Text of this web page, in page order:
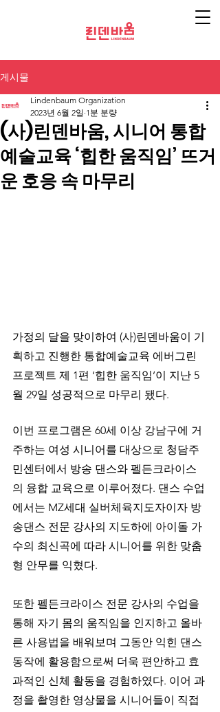
게시물
(사)린덴바움, 시니어 통합
예술교육 ‘힙한 움직임’ 뜨거
운 호응 속 마무리
Lindenbaum Organization
2023년 6월 2일 1분 분량
가정의 달을 맞이하여 (사)린덴바움이 기
획하고 진행한 통합예술교육 에버그린
프로젝트 제 1편 ‘힙한 움직임’이 지난 5
월 29일 성공적으로 마무리 됐다.
이번 프로그램은 60세 이상 강남구에 거
주하는 여성 시니어를 대상으로 청담주
민센터에서 방송 댄스와 펠든크라이스
의 융합 교육으로 이루어졌다. 댄스 수업
에서는 MZ세대 실버체육지도자이자 방
송댄스 전문 강사의 지도하에 아이돌 가
수의 최신곡에 따라 시니어를 위한 맞춤
형 안무를 익혔다.
또한 펠든크라이스 전문 강사의 수업을
통해 자기 몸의 움직임을 인지하고 올바
른 사용법을 배워보며 그동안 익힌 댄스
동작에 활용함으로써 더욱 편안하고 효
과적인 신체 활동을 경험하였다. 이어 과
정을 촬영한 영상물을 시니어들이 직접